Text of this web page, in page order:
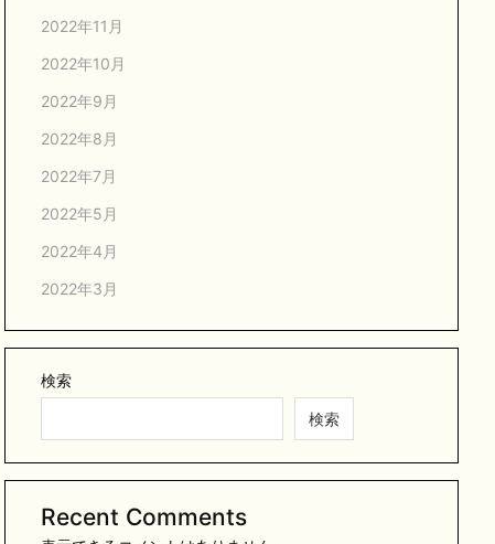
2022年11月
2022年10月
2022年9月
2022年8月
2022年7月
2022年5月
2022年4月
2022年3月
検索
検索
Recent Comments